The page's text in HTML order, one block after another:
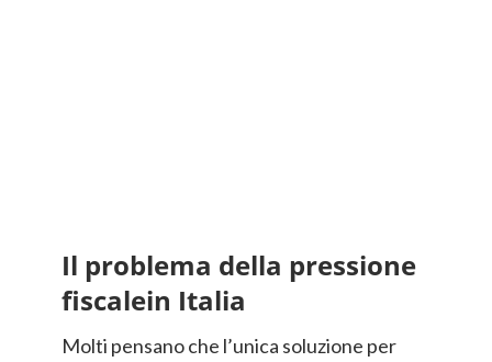
Il problema della pressione
fiscalein Italia
Molti pensano che l’unica soluzione per